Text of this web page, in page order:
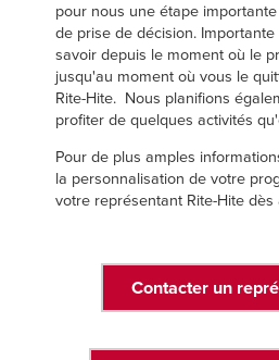
pour nous une étape
de prise de décision.
savoir depuis le moment où le
jusqu'au moment où vous le
Rite-Hite. Nous planifions
profiter de quelques activités
Pour de plus amples
la personnalisation de votre
votre représentant Rite-Hite dès
Contacter un